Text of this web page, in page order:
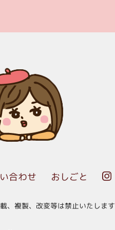
合わせ おしごと 
、複製、改変等は禁止いたします